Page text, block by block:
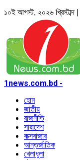
১০ই আগস্ট, ২০২৬ খ্রিস্টাব্দ
1news.com.bd -
হোম
জাতীয়
রাজনীতি
সারাদেশ
কক্সবাজার
আন্তর্জাতিক
খেলাধুলা